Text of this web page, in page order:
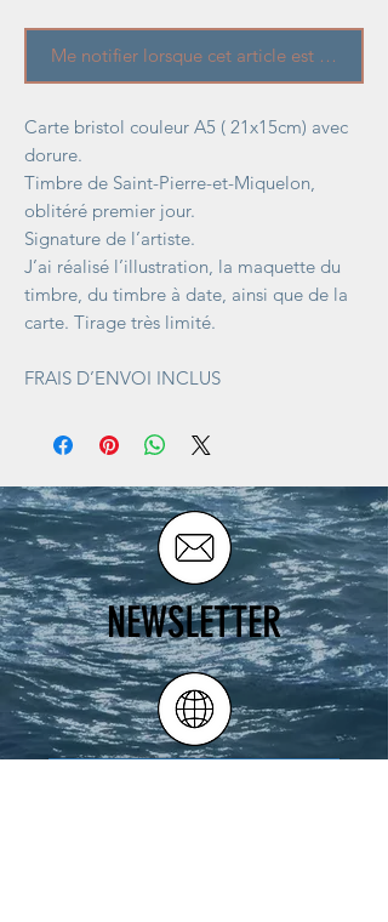
Me notifier lorsque cet article est
Carte bristol couleur A5 ( 21x15cm) avec
dorure.
Timbre de Saint-Pierre-et-Miquelon,
oblitéré premier jour.
Signature de l’artiste.
J’ai réalisé l’illustration, la maquette du
timbre, du timbre à date, ainsi que de la
carte. Tirage très limité.
FRAIS D’ENVOI INCLUS
NEWSLETTER